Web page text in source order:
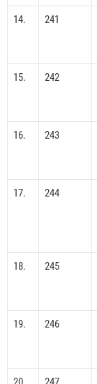
14. 241
15. 242
16. 243
17. 244
18. 245
19. 246